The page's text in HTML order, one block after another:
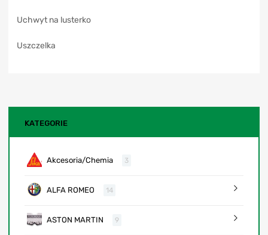
Uchwyt na lusterko
Uszczelka
KATEGORIE
Akcesoria/Chemia 3
ALFA ROMEO 14
ASTON MARTIN 9